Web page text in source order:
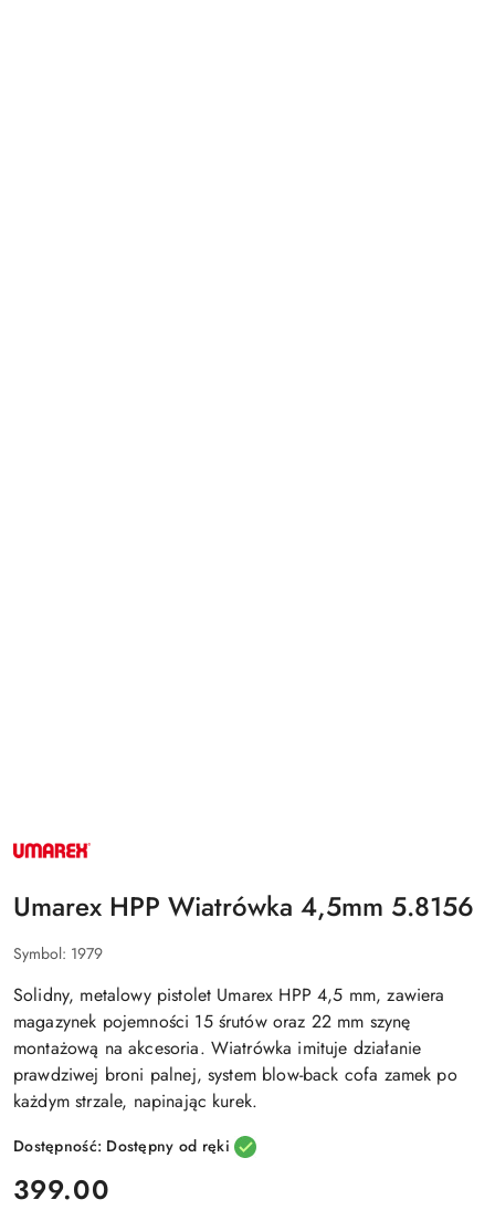
NAZWA
PRODUCENTA:
Umarex HPP Wiatrówka 4,5mm 5.8156
Symbol: 1979
Solidny, metalowy pistolet Umarex HPP 4,5 mm, zawiera
magazynek pojemności 15 śrutów oraz 22 mm szynę
montażową na akcesoria. Wiatrówka imituje działanie
prawdziwej broni palnej, system blow-back cofa zamek po
każdym strzale, napinając kurek.
Dostępność: Dostępny od ręki
cena:
399.00